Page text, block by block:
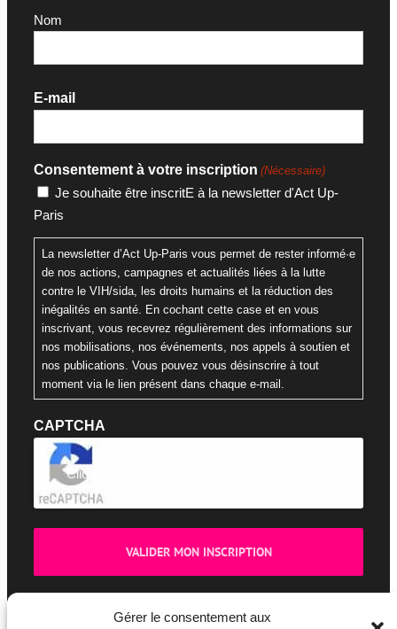
Gérer le consentement aux
Nom
E-mail
Consentement à votre inscription (Nécessaire)
Je souhaite être inscritE à la newsletter d'Act Up-
Paris
La newsletter d’Act Up-Paris vous permet de rester informé·e
de nos actions, campagnes et actualités liées à la lutte
contre le VIH/sida, les droits humains et la réduction des
inégalités en santé. En cochant cette case et en vous
inscrivant, vous recevrez régulièrement des informations sur
nos mobilisations, nos événements, nos appels à soutien et
nos publications. Vous pouvez vous désinscrire à tout
moment via le lien présent dans chaque e-mail.
CAPTCHA
Cliquez pour accepter la validation reCaptcha.